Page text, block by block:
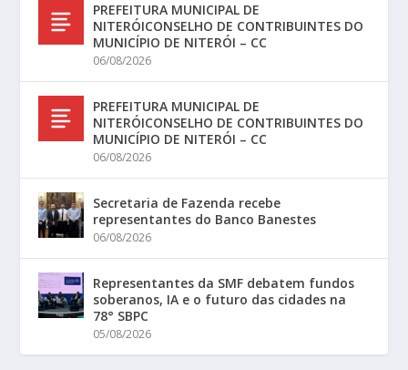
PREFEITURA MUNICIPAL DE
NITERÓICONSELHO DE CONTRIBUINTES DO
MUNICÍPIO DE NITERÓI – CC
06/08/2026
PREFEITURA MUNICIPAL DE
NITERÓICONSELHO DE CONTRIBUINTES DO
MUNICÍPIO DE NITERÓI – CC
06/08/2026
Secretaria de Fazenda recebe
representantes do Banco Banestes
06/08/2026
Representantes da SMF debatem fundos
soberanos, IA e o futuro das cidades na
78° SBPC
05/08/2026